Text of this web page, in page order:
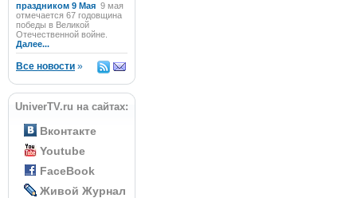
праздником 9 Мая 9 мая
отмечается 67 годовщина
победы в Великой
Отечественной войне.
Далее...
Все новости »
UniverTV.ru на сайтах:
Вконтакте
Youtube
FaceBook
Живой Журнал